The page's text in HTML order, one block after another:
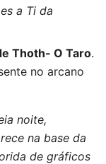
a Ti da
Thoth- O Taro.
no arcano
noite,
na base da
de gráficos